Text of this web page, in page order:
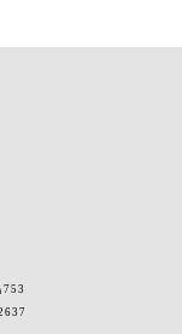
753